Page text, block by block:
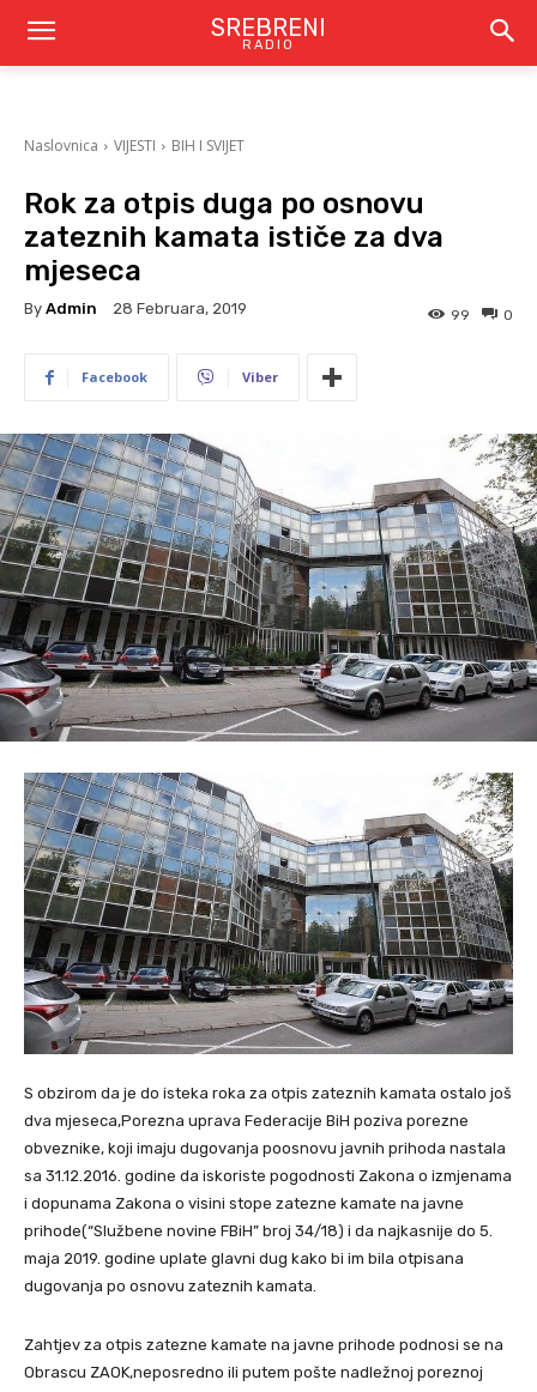
SREBRENI
RADIO
Naslovnica VIJESTI BIH I SVIJET
Rok za otpis duga po osnovu
zateznih kamata ističe za dva
mjeseca
By Admin 28 Februara, 2019 0
99
Facebook Viber
S obzirom da je do isteka roka za otpis zateznih kamata ostalo još
dva mjeseca,Porezna uprava Federacije BiH poziva porezne
obveznike, koji imaju dugovanja poosnovu javnih prihoda nastala
sa 31.12.2016. godine da iskoriste pogodnosti Zakona o izmjenama
i dopunama Zakona o visini stope zatezne kamate na javne
prihode(“Službene novine FBiH” broj 34/18) i da najkasnije do 5.
maja 2019. godine uplate glavni dug kako bi im bila otpisana
dugovanja po osnovu zateznih kamata.
Zahtjev za otpis zatezne kamate na javne prihode podnosi se na
Obrascu ZAOK,neposredno ili putem pošte nadležnoj poreznoj